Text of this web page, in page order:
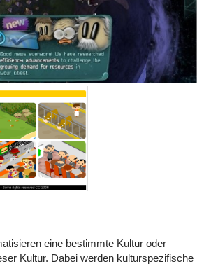
eine bestimmte Kultur oder
Kultur. Dabei werden kulturspezifische